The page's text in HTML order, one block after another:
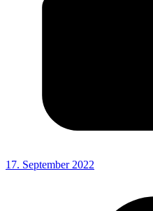
17. September 2022